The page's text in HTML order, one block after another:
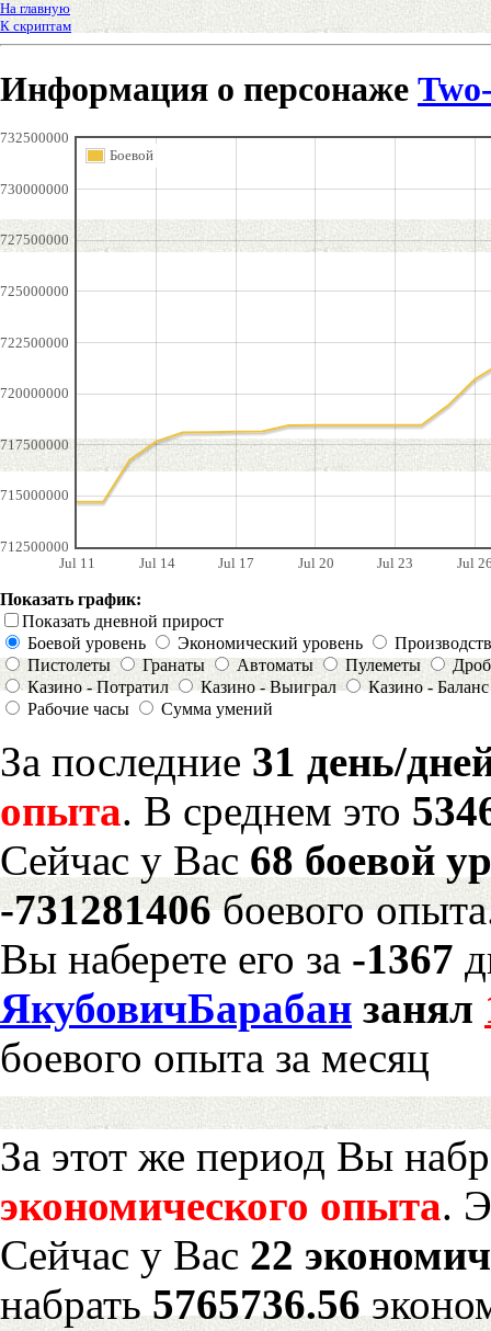
На главную
К скриптам
Информация о персонаже
Jul 11 Jul 14 Jul 17 Jul 20 Jul 23 Jul
712500000
715000000
717500000
720000000
722500000
725000000
727500000
730000000
732500000
Боевой
Показать график:
Показать дневной прирост
Боевой уровень
Экономический уровень
Пистолеты
Гранаты Автоматы Пулеметы
Казино - Потратил
Казино - Выиграл
Казино - Баланс
Рабочие часы
Сумма умений
За последние 31 день/
опыта. В среднем это
Сейчас у Вас 68 боевой
-731281406боевого
Вы наберете его за -1367
ЯкубовичБарабан занял
боевого опыта за месяц
За этот же период Вы
экономического опыта.
Сейчас у Вас 22
набрать5765736.56